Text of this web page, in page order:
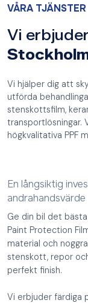
VÅRA TJÄNSTER
Vi
Vi hjälper dig att
utförda
stenskottsfilm,
transportlösningar.
högkvalitativa PPF
En långsiktig
andrahandsvärde
Ge din bil det
Paint Protection
material och
stenskott, repor
perfekt finish.
Vi erbjuder färdiga